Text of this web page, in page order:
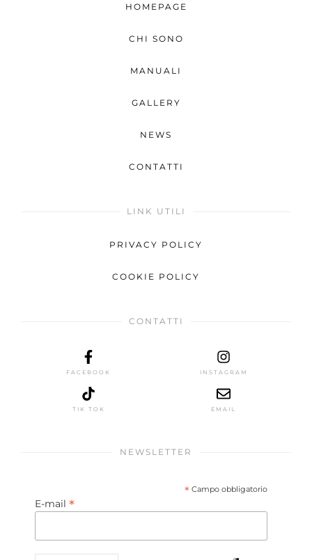
HOMEPAGE
CHI SONO
MANUALI
GALLERY
NEWS
CONTATTI
LINK UTILI
PRIVACY POLICY
COOKIE POLICY
CONTATTI
FACEBOOK INSTAGRAM
TIK TOK EMAIL
NEWSLETTER
* Campo obbligatorio
E-mail *